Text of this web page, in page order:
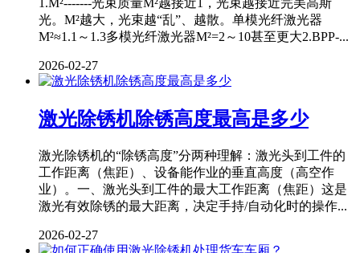
光。M²越大，光束越“乱”、越散。单模光纤激光器
M²≈1.1～1.3多模光纤激光器M²=2～10甚至更大2.BPP-...
2026-02-27
激光除锈机除锈高度最高是多少
激光除锈机的“除锈高度”分两种理解：激光头到工件的
工作距离（焦距）、设备能作业的垂直高度（高空作
业）。一、激光头到工件的最大工作距离（焦距）这是
激光有效除锈的最大距离，决定手持/自动化时的操作...
2026-02-27